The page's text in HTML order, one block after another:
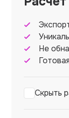
Не
Скрыть